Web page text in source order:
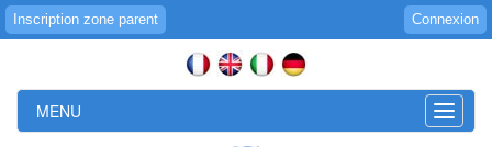
Inscription zone parent Connexion
Toggle
MENU